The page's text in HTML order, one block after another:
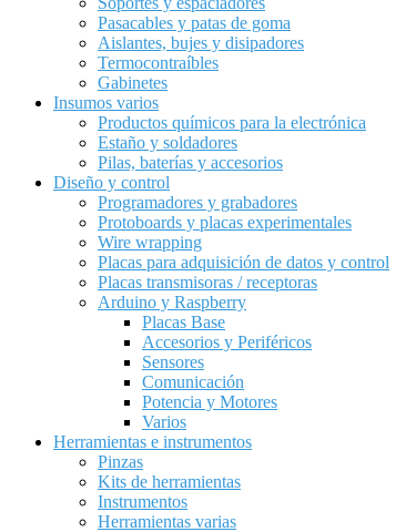
Pasacables y patas de goma
Aislantes, bujes y disipadores
Termocontraíbles
Gabinetes
Insumos varios
Productos químicos para la electrónica
Estaño y soldadores
Pilas, baterías y accesorios
Diseño y control
Programadores y grabadores
Protoboards y placas experimentales
Wire wrapping
Placas para adquisición de datos y control
Placas transmisoras / receptoras
Arduino y Raspberry
Placas Base
Accesorios y Periféricos
Sensores
Comunicación
Potencia y Motores
Varios
Herramientas e instrumentos
Pinzas
Kits de herramientas
Instrumentos
Herramientas varias